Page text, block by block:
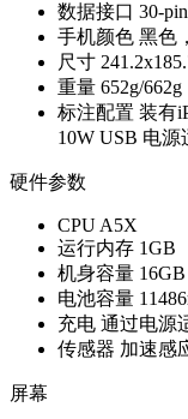
数据接口 30-
手机颜色 黑色
尺寸
重量 652g/662g
标注配置 装有
10W USB 电
硬件参数
CPU A5X
运行内存 1GB
机身容量
电池容量
充电 通过电源
传感器 加速感
屏幕